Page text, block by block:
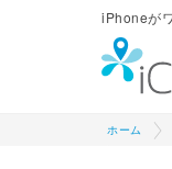
iPhoneが
ホーム